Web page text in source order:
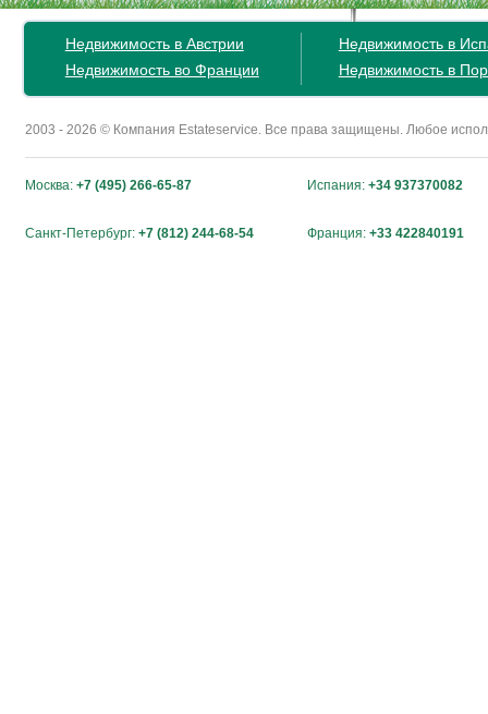
Недвижимость в Австрии
Недвижимость во Франции
Недвижимость в
Недвижимость в
2003 - 2026 © Компания Estateservice. Все права защищены. Любое
Москва: +7 (495) 266-65-87 Испания: +34 937370082
Санкт-Петербург: +7 (812) 244-68-54 Франция: +33 422840191